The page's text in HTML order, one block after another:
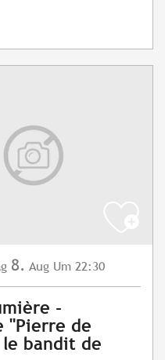
8. Aug Um 22:30
-
"Pierre de
bandit de